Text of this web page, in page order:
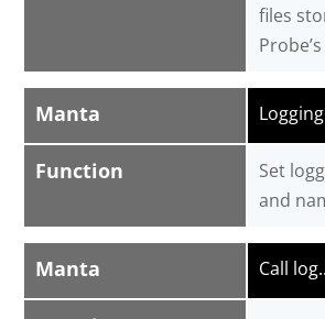
files
Manta
Function
Set
and
Manta Call